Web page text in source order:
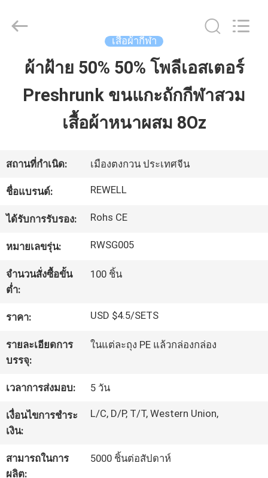
บ้าน
เกี่ยว
กับ
เรา
โรงงาน
คุณภาพ
แผนผัง
เว็บไซต์
PRIVACY
Group
Limited.
Developed
เสื้อผ้ากีฬา
ผ้าฝ้าย 50% 50% โพลีเอสเตอร์
Preshrunk ขนแกะถักกีฬาสวม
เสื้อผ้าหนาผสม 8Oz
สถานที่กำเนิด: เมืองตงกวน ประเทศจีน
ชื่อแบรนด์: REWELL
ได้รับการรับรอง: Rohs CE
หมายเลขรุ่น: RWSG005
จำนวนสั่งซื้อขั้น
ต่ำ:
100 ชิ้น
ราคา: USD $4.5/SETS
รายละเอียดการ
บรรจุ:
ในแต่ละถุง PE แล้วกล่องกล่อง
เวลาการส่งมอบ: 5 วัน
เงื่อนไขการชำระ
เงิน:
L/C, D/P, T/T, Western Union,
สามารถในการ
ผลิต:
5000 ชิ้นต่อสัปดาห์